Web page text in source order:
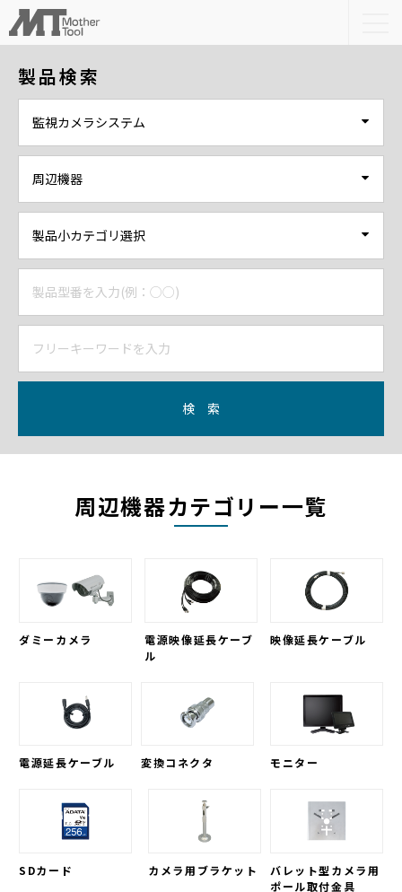
製品検索
検 索
周辺機器カテゴリー一覧
ダミーカメラ
電源映像延長ケーブ
ル
映像延長ケーブル
電源延長ケーブル 変換コネクタ モニター
SDカード カメラ用ブラケット
バレット型カメラ用
ポール取付金具